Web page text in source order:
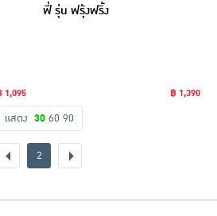
1,095
ฟี่ รุ่น ฟรุ้งฟริ้ง
฿ 1,390
แสดง 30 60 90
2